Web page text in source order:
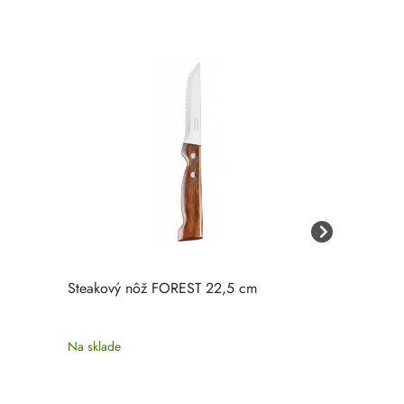
Steakový nôž FOREST 22,5 cm
Na sklade